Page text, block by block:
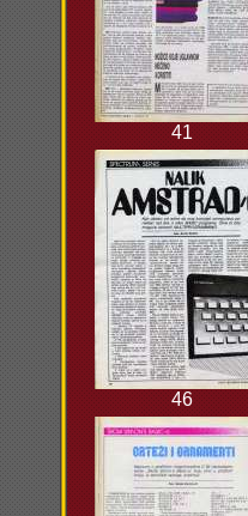
41
46